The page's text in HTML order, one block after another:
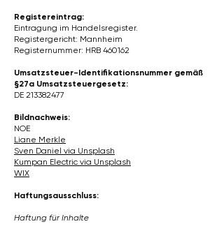
Registereintrag:
Eintragung im Handelsregister.
Registergericht: Mannheim
Registernummer: HRB 460162
Umsatzsteuer-Identifikationsnummer gemäß
§27a Umsatzsteuergesetz:
DE 213382477
Bildnachweis:
NOE
Liane Merkle
Sven Daniel via Unsplash
Kumpan Electric via Unsplash
WIX
Haftungsausschluss:
Haftung für Inhalte